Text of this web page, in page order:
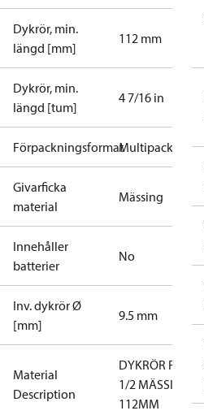
Dykrör, min.
längd [mm]
112 mm
Dykrör, min.
längd [tum]
4 7/16 in
FörpackningsformatMultipack
Givarficka
material
Mässing
Innehåller
batterier
No
Inv. dykrör Ø
[mm]
9.5 mm
Material
Description
DYKRÖR RT
1/2 MÄSSING
112MM